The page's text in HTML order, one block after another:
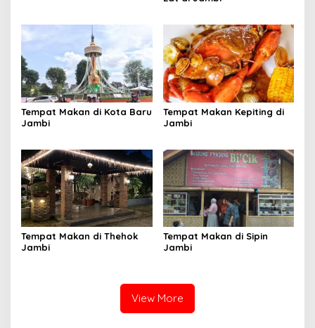
Tempat Makan di Kota Baru
Jambi
Tempat Makan Kepiting di
Jambi
Tempat Makan di Thehok
Jambi
Tempat Makan di Sipin
Jambi
View More